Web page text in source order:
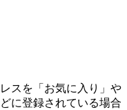
スを「お気に入り」や
に登録されている場合